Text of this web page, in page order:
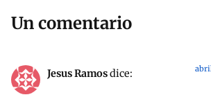
Un comentario
Jesus Ramosdice: